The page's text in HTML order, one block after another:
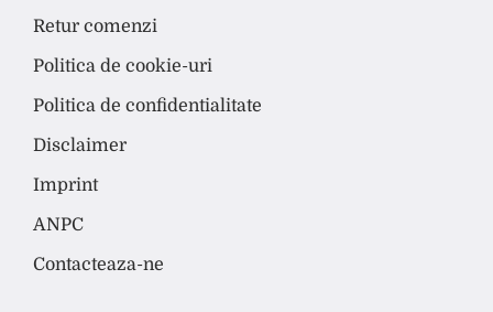
Retur comenzi
Politica de cookie-uri
Politica de confidentialitate
Disclaimer
Imprint
ANPC
Contacteaza-ne